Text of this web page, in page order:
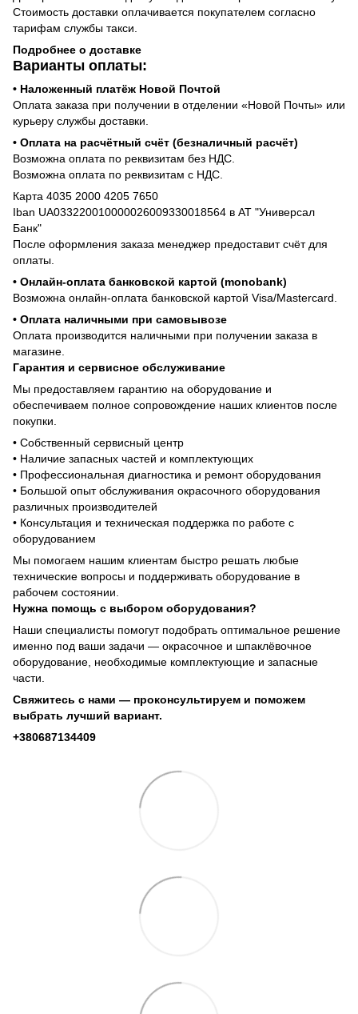
Стоимость доставки оплачивается покупателем согласно
тарифам службы такси.
Подробнее о доставке
Варианты оплаты:
• Наложенный платёж Новой Почтой
Оплата заказа при получении в отделении «Новой Почты» или
курьеру службы доставки.
• Оплата на расчётный счёт (безналичный расчёт)
Возможна оплата по реквизитам без НДС.
Возможна оплата по реквизитам с НДС.
Карта 4035 2000 4205 7650
Iban UA033220010000026009330018564 в АТ "Универсал
Банк"
После оформления заказа менеджер предоставит счёт для
оплаты.
• Онлайн-оплата банковской картой (monobank)
Возможна онлайн-оплата банковской картой Visa/Mastercard.
• Оплата наличными при самовывозе
Оплата производится наличными при получении заказа в
магазине.
Гарантия и сервисное обслуживание
Мы предоставляем гарантию на оборудование и
обеспечиваем полное сопровождение наших клиентов после
покупки.
• Собственный сервисный центр
• Наличие запасных частей и комплектующих
• Профессиональная диагностика и ремонт оборудования
• Большой опыт обслуживания окрасочного оборудования
различных производителей
• Консультация и техническая поддержка по работе с
оборудованием
Мы помогаем нашим клиентам быстро решать любые
технические вопросы и поддерживать оборудование в
рабочем состоянии.
Нужна помощь с выбором оборудования?
Наши специалисты помогут подобрать оптимальное решение
именно под ваши задачи — окрасочное и шпаклёвочное
оборудование, необходимые комплектующие и запасные
части.
Свяжитесь с нами — проконсультируем и поможем
выбрать лучший вариант.
+380687134409